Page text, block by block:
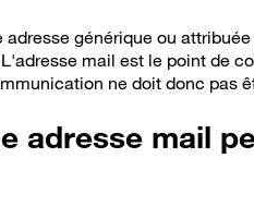
générique ou
mail est le point de
ne doit donc pas
adresse mail